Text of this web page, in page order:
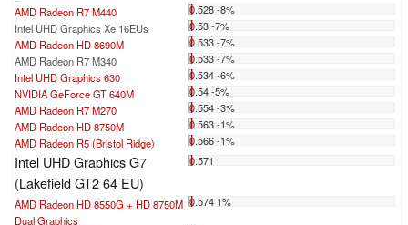
AMD Radeon R7 M440
0.528 -8%
Intel UHD Graphics Xe 16EUs
0.53 -7%
AMD Radeon HD 8690M
0.533 -7%
AMD Radeon R7 M340
0.533 -7%
Intel UHD Graphics 630
0.534 -6%
NVIDIA GeForce GT 640M
0.54 -5%
AMD Radeon R7 M270
0.554 -3%
AMD Radeon HD 8750M
0.563 -1%
AMD Radeon R5 (Bristol Ridge)
0.566 -1%
Intel UHD Graphics G7
(Lakefield GT2 64 EU)
0.571
AMD Radeon HD 8550G + HD 8750M
Dual Graphics
0.574 1%